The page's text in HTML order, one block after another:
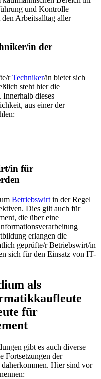
und Kontrolle
Arbeitsalltag aller
in der
rTechniker/in bietet sich
steht hier die
dieses
aus einer der
in für
Betriebswirt in der Regel
Dies gilt auch für
die über eine
erlangen die
geprüfte/r Betriebswirt/in
sich für den Einsatz von IT-
als
für
gibt es auch diverse
Fortsetzungen der
Hier sind vor